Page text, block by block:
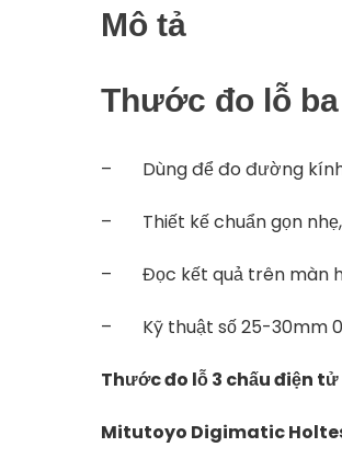
Mô tả
Thước đo lỗ
– Dùng để đo đường kính
– Thiết kế chuẩn gọn nhẹ,
– Đọc kết quả trên màn
– Kỹ thuật số25-30mm
Thước đo lỗ 3 chấu điện
Mitutoyo Digimatic